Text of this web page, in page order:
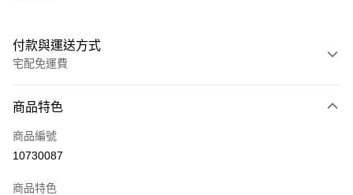
付款與運送方式
宅配免運費
全家線上支付
運送方式
本島宅配-活動商品
商品特色
商品編號
10730087
商品特色